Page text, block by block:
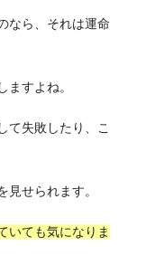
なら、それは運命
すよね。
て失敗したり、こ
見せられます。
いても気になりま